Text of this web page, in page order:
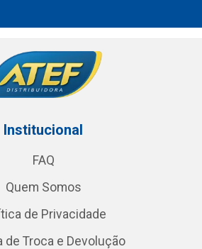
Institucional
FAQ
Quem Somos
de Privacidade
de Troca e Devolução